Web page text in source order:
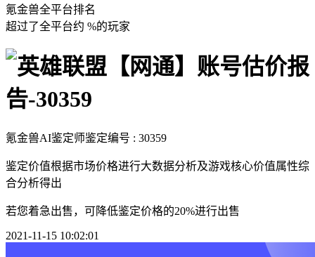
氪金兽全平台排名
超过了全平台约 %的玩家
氪金兽AI鉴定师鉴定编号 : 30359
鉴定价值根据市场价格进行大数据分析及游戏核心价值属性综
合分析得出
若您着急出售，可降低鉴定价格的20%进行出售
2021-11-15 10:02:01